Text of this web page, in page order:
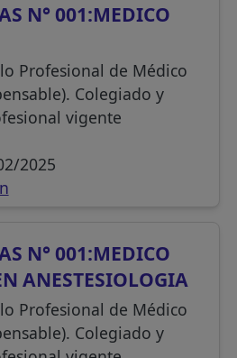
N° 001:MEDICO
Profesional de Médico
Colegiado y
vigente
2025
N° 001:MEDICO
ANESTESIOLOGIA
Profesional de Médico
Colegiado y